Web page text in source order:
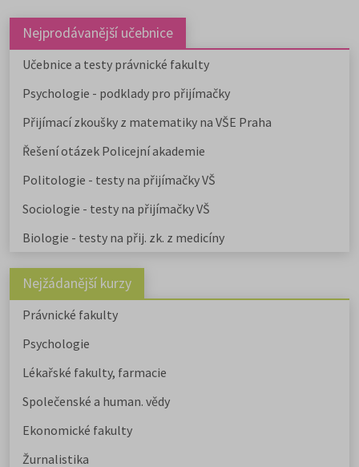
Nejprodávanější učebnice
Učebnice a testy právnické fakulty
Psychologie - podklady pro přijímačky
Přijímací zkoušky z matematiky na VŠE Praha
Řešení otázek Policejní akademie
Politologie - testy na přijímačky VŠ
Sociologie - testy na přijímačky VŠ
Biologie - testy na přij. zk. z medicíny
Nejžádanější kurzy
Právnické fakulty
Psychologie
Lékařské fakulty, farmacie
Společenské a human. vědy
Ekonomické fakulty
Žurnalistika